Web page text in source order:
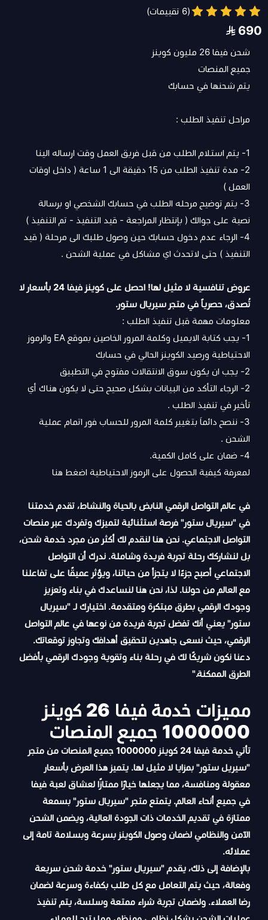
(6 تقييمات)
690
شحن فيفا 26 مليون كوينز
جميع المنصات
يتم شحنها في حسابك
مراحل تنفيذ الطلب :
1- يتم استلام الطلب من قبل فريق العمل وقت ارساله الينا
2- مدة تنفيذ الطلب من 15 دقيقة الى 1 ساعة ( داخل اوقات
العمل )
3- يتم توضيح مرحله الطلب في حسابك الشخصي او برسالة
نصية على جوالك ( بإنتظار المراجعة - قيد التنفيذ - تم التنفيذ )
4- الرجاء عدم دخول حسابك حين وصول طلبك الى مرحلة ( قيد
التنفيذ ) حتى لاتحدث اي مشاكل في عملية الشحن .
عروض تنافسية لا مثيل لها! احصل على
كوينز فيفا 24 بأسعار لا
تُصدق، حصرياً في متجر سيريال ستور.
معلومات مهمة قبل تنفيذ الطلب :
1- يجب كتابة الايميل وكلمة المرور الخاصين بموقع EA والرموز
الاحتياطية ورصيد الكوينز الحالي في حسابك
2- يجب ان يكون سوق الانتقالات مفتوح في التطبيق
2- الرجاء التأكد من البيانات بشكل صحيح حتى لا يكون هناك أي
تأخير في تنفيذ الطلب .
3- ننصح دائماَ بتغيير كلمة المرور للحساب فور اتمام عملية
الشحن .
4- ضمان على كامل الكمية.
لمعرفة كيفية الحصول على الرموز الاحتياطية اضغط هنا
في عالم التواصل الرقمي النابض بالحياة والنشاط، تقدم خدمتنا
في "سيريال ستور" فرصة استثنائية لتميزك وتفردك عبر منصات
التواصل الاجتماعي. نحن هنا لنقدم لك أكثر من مجرد خدمة شحن،
بل لنشاركك رحلة تجربة فريدة وشاملة. ندرك أن التواصل
الاجتماعي أصبح جزءًا لا يتجزأ من حياتنا، ويؤثر عميقًا على تفاعلنا
مع العالم من حولنا. لذا، نحن هنا لنساعدك في بناء وتعزيز
وجودك الرقمي بطرق مبتكرة ومتقدمة. اختيارك لـ "سيريال
ستور" يعني أنك تفضل تجربة فريدة من نوعها في عالم التواصل
الرقمي، حيث نسعى جاهدين لتحقيق أهدافك وتجاوز توقعاتك.
دعنا نكون شريكًا لك في رحلة بناء وتقوية وجودك الرقمي بأفضل
الطرق الممكنة."
مميزات خدمة فيفا 26 كوينز
1000000 جميع المنصات
تأتي خدمة فيفا 24 كوينز 1000000 جميع المنصات من متجر
"سيريل ستور" بمزايا لا مثيل لها. يتميز هذا العرض بأسعار
معقولة ومنافسة، مما يجعلها خيارًا ممتازًا لعشاق لعبة فيفا
في جميع أنحاء العالم. يتمتع متجر "سيريال ستور" بسمعة
ممتازة في تقديم الخدمات ذات الجودة العالية، ويضمن الشحن
الآمن والنظامي لضمان وصول الكوينز بسرعة وبسلامة تامة إلى
عملائه.
بالإضافة إلى ذلك، يقدم "سيريال ستور" خدمة شحن سريعة
وفعالة، حيث يتم التعامل مع كل طلب بكفاءة وسرعة لضمان
رضا العملاء. ولضمان تجربة شراء ممتعة وسلسة، يتم تنفيذ